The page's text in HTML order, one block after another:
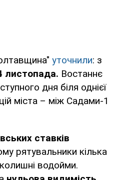
уточнили: з
листопада. Востаннє
дня біля однієї
міста – між Садами-1
ставків
рятувальники кілька
водойми.